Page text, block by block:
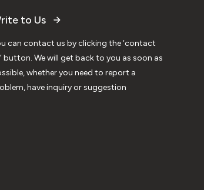
to Us
can contact us by clicking the ‘contact
button. We will get back to you as soon as
whether you need to report a
have inquiry or suggestion